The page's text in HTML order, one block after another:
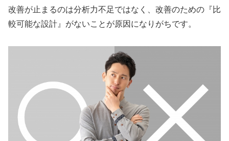
改善が止まるのは分析力不足ではなく、改善のための『比
較可能な設計』がないことが原因になりがちです。